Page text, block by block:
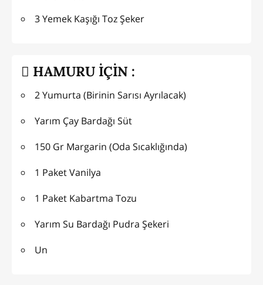
3 Yemek Kaşığı Toz Şeker
HAMURU İÇİN :
2 Yumurta (Birinin Sarısı Ayrılacak)
Yarım Çay Bardağı Süt
150 Gr Margarin (Oda Sıcaklığında)
1 Paket Vanilya
1 Paket Kabartma Tozu
Yarım Su Bardağı Pudra Şekeri
Un